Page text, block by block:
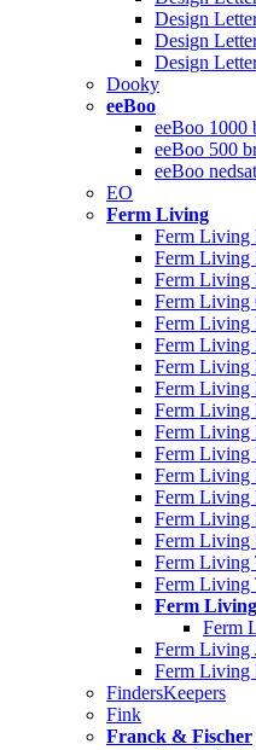
Design
Design
Design
Dooky
eeBoo
eeBoo 1000
eeBoo 500
eeBoo
EO
Ferm Living
Ferm Living
Ferm Living
Ferm Living
Ferm Living
Ferm Living
Ferm Living
Ferm Living
Ferm Living
Ferm Living
Ferm Living
Ferm Living
Ferm Living
Ferm Living
Ferm Living
Ferm Living
Ferm Living
Ferm Living
Ferm
Ferm
Ferm Living
Ferm Living
FindersKeepers
Fink
Franck & Fischer